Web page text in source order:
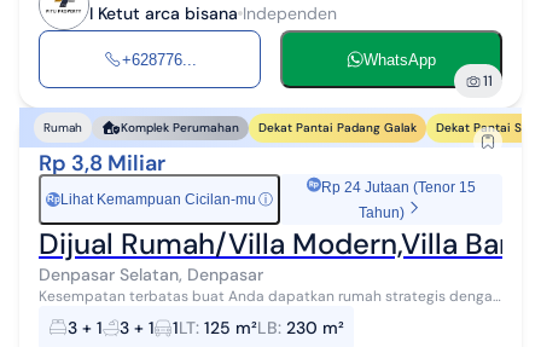
I Ketut arca bisana Independen
+628776... WhatsApp
11
Rumah Komplek Perumahan Dekat Pantai Padang Galak Dekat Pantai
Rp 3,8 Miliar
Rp Lihat Kemampuan Cicilan-mu ⓘ
Rp 24 Jutaan (Tenor 15
Tahun)
Dijual Rumah/Villa Modern,Villa
Denpasar Selatan, Denpasar
Kesempatan terbatas buat Anda dapatkan rumah strategis dengan
return investasi tinggi di Denpasar Selatan, Denpasar. Rumah ini
menawarkan lokasi y...
3 + 1 3 + 1 1LT: 125 m²LB: 230 m²